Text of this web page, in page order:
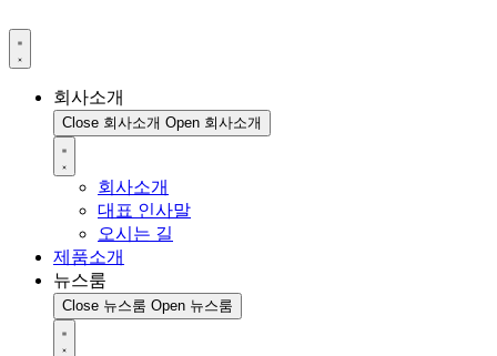
회사소개
Close 회사소개 Open 회사소개
회사소개
대표 인사말
오시는 길
제품소개
뉴스룸
Close 뉴스룸 Open 뉴스룸